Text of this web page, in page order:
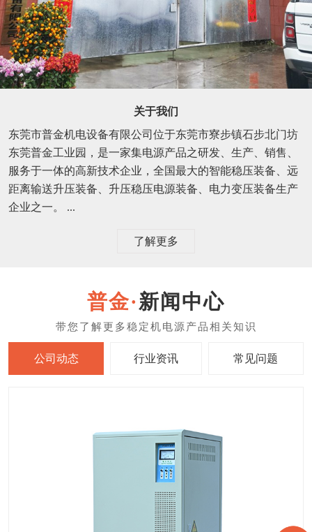
关于我们
东莞市普金机电设备有限公司位于东莞市寮步镇石步北门坊
东莞普金工业园，是一家集电源产品之研发、生产、销售、
服务于一体的高新技术企业，全国最大的智能稳压装备、远
距离输送升压装备、升压稳压电源装备、电力变压装备生产
企业之一。 ...
了解更多
新闻中心
公司动态 行业资讯 常见问题